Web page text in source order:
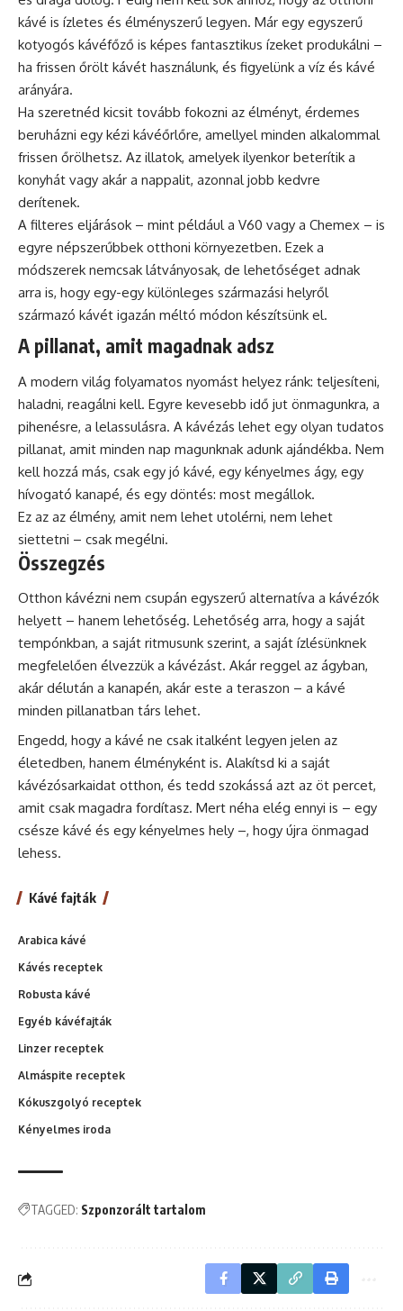
kávé is ízletes és élményszerű legyen. Már egy egyszerű
kotyogós kávéfőző is képes fantasztikus ízeket produkálni –
ha frissen őrölt kávét használunk, és figyelünk a víz és kávé
arányára.
Ha szeretnéd kicsit tovább fokozni az élményt, érdemes
beruházni egy kézi kávéőrlőre, amellyel minden alkalommal
frissen őrölhetsz. Az illatok, amelyek ilyenkor beterítik a
konyhát vagy akár a nappalit, azonnal jobb kedvre
derítenek.
A filteres eljárások – mint például a V60 vagy a Chemex – is
egyre népszerűbbek otthoni környezetben. Ezek a
módszerek nemcsak látványosak, de lehetőséget adnak
arra is, hogy egy-egy különleges származási helyről
származó kávét igazán méltó módon készítsünk el.
A pillanat, amit magadnak adsz
A modern világ folyamatos nyomást helyez ránk: teljesíteni,
haladni, reagálni kell. Egyre kevesebb idő jut önmagunkra, a
pihenésre, a lelassulásra. A kávézás lehet egy olyan tudatos
pillanat, amit minden nap magunknak adunk ajándékba. Nem
kell hozzá más, csak egy jó kávé, egy kényelmes ágy, egy
hívogató kanapé, és egy döntés: most megállok.
Ez az az élmény, amit nem lehet utolérni, nem lehet
siettetni – csak megélni.
Összegzés
Otthon kávézni nem csupán egyszerű alternatíva a kávézók
helyett – hanem lehetőség. Lehetőség arra, hogy a saját
tempónkban, a saját ritmusunk szerint, a saját ízlésünknek
megfelelően élvezzük a kávézást. Akár reggel az ágyban,
akár délután a kanapén, akár este a teraszon – a kávé
minden pillanatban társ lehet.
Engedd, hogy a kávé ne csak italként legyen jelen az
életedben, hanem élményként is. Alakítsd ki a saját
kávézósarkaidat otthon, és tedd szokássá azt az öt percet,
amit csak magadra fordítasz. Mert néha elég ennyi is – egy
csésze kávé és egy kényelmes hely –, hogy újra önmagad
lehess.
Kávé fajták
Arabica kávé
Kávés receptek
Robusta kávé
Egyéb kávéfajták
Linzer receptek
Almáspite receptek
Kókuszgolyó receptek
Kényelmes iroda
TAGGED: Szponzorált tartalom